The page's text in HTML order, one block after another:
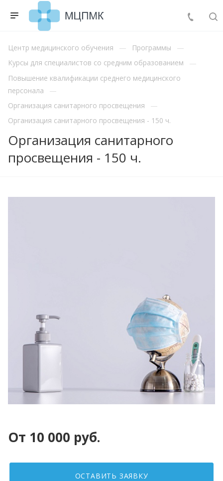
Центр медицинского обучения
Программы
Курсы для специалистов со средним образованием
Повышение квалификации среднего медицинского
персонала
Организация санитарного просвещения
Организация санитарного просвещения - 150 ч.
Организация санитарного
просвещения - 150 ч.
От 10 000 руб.
ОСТАВИТЬ ЗАЯВКУ